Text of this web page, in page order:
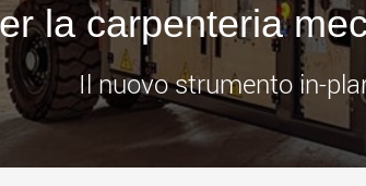
la carpenteria
Il nuovo strumento in-